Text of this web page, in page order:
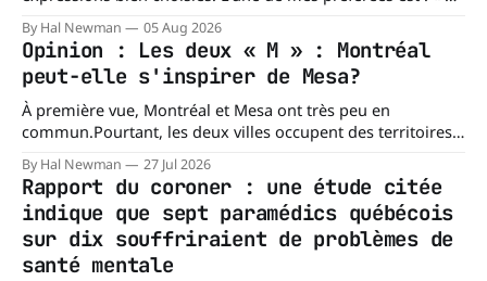
chacun son mishegoss. » Mishegoss est un mot yiddish qui
évoque la folie, les lubies, les absurdités de la vie. Chacun
porte les siennes. Elle en a d'
By Hal Newman 05 Aug 2026
Opinion : Les deux « M » : Montréal
peut-elle s'inspirer de Mesa?
À première vue, Montréal et Mesa ont très peu en
commun.Pourtant, les deux villes occupent des territoires
comparables. Mesa, en Arizona, couvre environ 359 km²
(138,7 milles carrés), alors que l'île de Montréal s'étend sur
près de 499 km². La différence n'est
By Hal Newman 27 Jul 2026
Rapport du coroner : une étude citée
indique que sept paramédics québécois
sur dix souffriraient de problèmes de
santé mentale